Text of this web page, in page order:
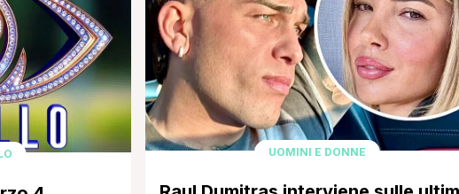
UOMINI E DONNE